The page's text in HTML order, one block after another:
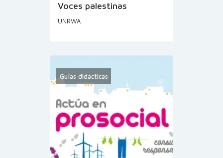
Voces palestinas
UNRWA
Guías didácticas